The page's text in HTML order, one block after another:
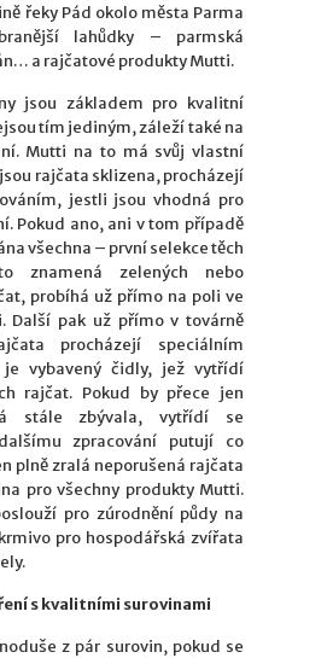
řeky Pád okolo města Parma
lahůdky – parmská
a rajčatové produkty Mutti.
jsou základem pro kvalitní
tím jediným, záleží také na
Mutti na to má svůj vlastní
rajčata sklizena, procházejí
jestli jsou vhodná pro
Pokud ano, ani v tom případě
všechna – první selekce těch
znamená zelených nebo
probíhá už přímo na poli ve
Další pak už přímo v továrně
procházejí speciálním
vybavený čidly, jež vytřídí
rajčat. Pokud by přece jen
stále zbývala, vytřídí se
zpracování putují co
plně zralá neporušená rajčata
pro všechny produkty Mutti.
pro zúrodnění půdy na
pro hospodářská zvířata
s kvalitními surovinami
z pár surovin, pokud se